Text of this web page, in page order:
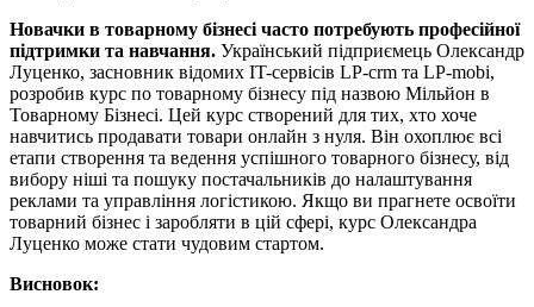
Новачки в товарному бізнесі часто потребують професійної
підтримки та навчання. Український підприємець Олександр
Луценко, засновник відомих IT-сервісів LP-crm та LP-mobi,
розробив курс по товарному бізнесу під назвою Мільйон в
Товарному Бізнесі. Цей курс створений для тих, хто хоче
навчитись продавати товари онлайн з нуля. Він охоплює всі
етапи створення та ведення успішного товарного бізнесу, від
вибору ніші та пошуку постачальників до налаштування
реклами та управління логістикою. Якщо ви прагнете освоїти
товарний бізнес і заробляти в цій сфері, курс Олександра
Луценко може стати чудовим стартом.
Висновок: